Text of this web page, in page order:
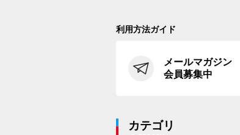
利用方法ガイド
メールマガジン
会員募集中
カテゴリ